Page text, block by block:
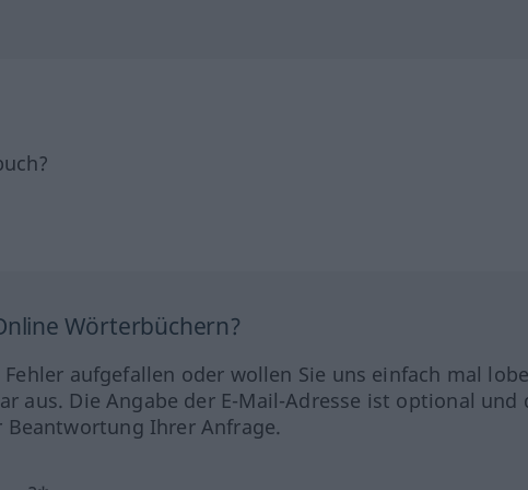
Wörterbüchern?
aufgefallen oder wollen Sie uns einfach mal
aus. Die Angabe der E-Mail-Adresse ist optional und
Ihrer Anfrage.